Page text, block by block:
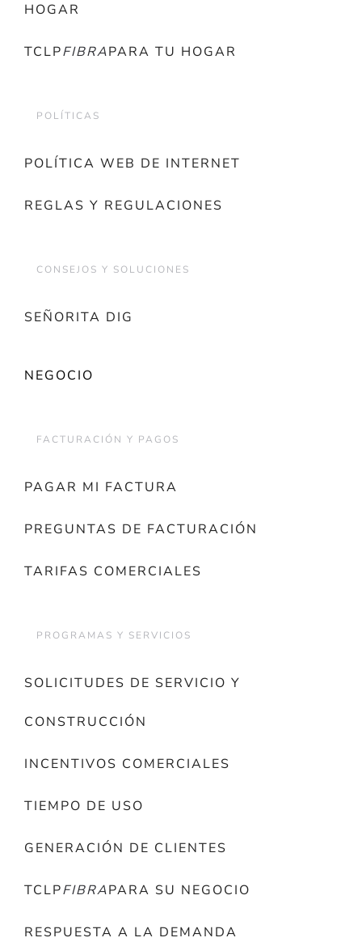
HOGAR
TCLPFIBRAPARA TU HOGAR
POLÍTICAS
POLÍTICA WEB DE INTERNET
REGLAS Y REGULACIONES
CONSEJOS Y SOLUCIONES
SEÑORITA DIG
NEGOCIO
FACTURACIÓN Y PAGOS
PAGAR MI FACTURA
PREGUNTAS DE FACTURACIÓN
TARIFAS COMERCIALES
PROGRAMAS Y SERVICIOS
SOLICITUDES DE SERVICIO Y
CONSTRUCCIÓN
INCENTIVOS COMERCIALES
TIEMPO DE USO
GENERACIÓN DE CLIENTES
TCLPFIBRAPARA SU NEGOCIO
RESPUESTA A LA DEMANDA